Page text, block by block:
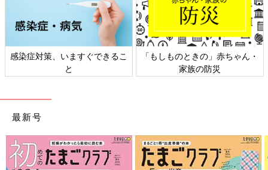
出典：Instagramアカウント「tsukimi_kurashi」
つきみさんは「多目的クレンザー」を購入。水アカがつきやすい
シンクは、こちらで磨くとピッカピカになるんだそう！水も弾い
てくれるとのことなので、普段のお手入れもラクになりますね。
感染症対策、いますぐできるこ
と
「もしものときの」赤ちゃん・
家族の防災
最新号